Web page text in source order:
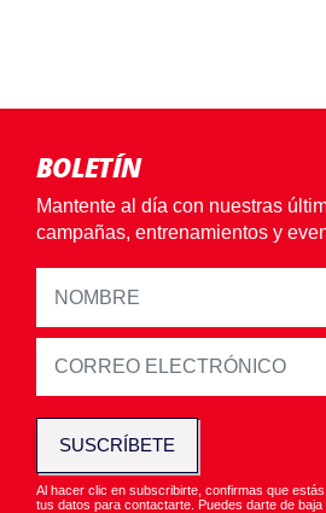
BOLETÍN
Mantente al día con nuestras
campañas, entrenamientos y
SUSCRÍBETE
Al hacer clic en subscribirte, confirmas que
tus datos para contactarte. Puedes darte de baja